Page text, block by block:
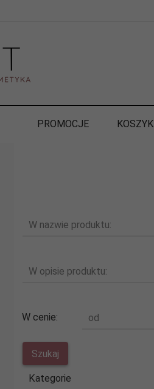
PROMOCJE KOSZYK
W nazwie produktu:
W opisie produktu:
W cenie: od
Kategorie